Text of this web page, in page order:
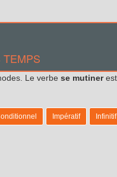
Le verbe se mutinerest
Impératif Infinitif